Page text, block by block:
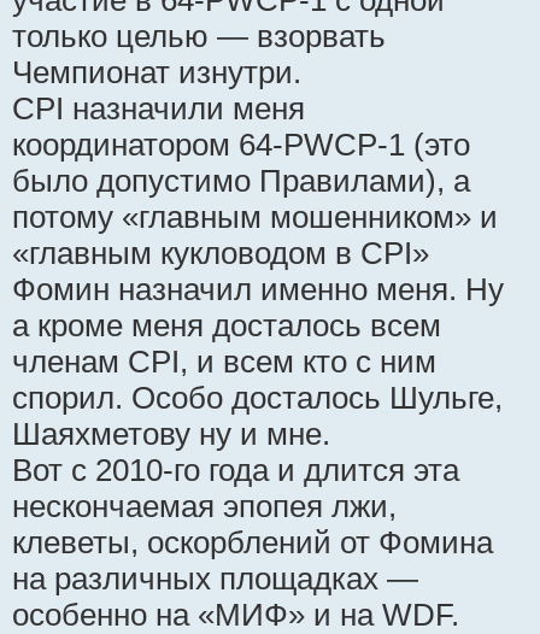
только целью — взорвать
Чемпионат изнутри.
CPI назначили меня
координатором 64-PWCP-1 (это
было допустимо Правилами), а
потому «главным мошенником» и
«главным кукловодом в CPI»
Фомин назначил именно меня. Ну
а кроме меня досталось всем
членам CPI, и всем кто с ним
спорил. Особо досталось Шульге,
Шаяхметову ну и мне.
Вот с 2010-го года и длится эта
нескончаемая эпопея лжи,
клеветы, оскорблений от Фомина
на различных площадках —
особенно на «МИФ» и на WDF.